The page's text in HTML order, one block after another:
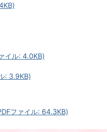
イル: 4.0KB)
: 3.9KB)
ファイル: 64.3KB)